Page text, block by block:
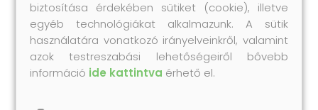
Collonil termékeit!
biztosítása érdekében sütiket (cookie), illetve
egyéb technológiákat alkalmazunk. A sütik
használatára vonatkozó irányelveinkről, valamint
azok testreszabási lehetőségeiről bővebb
információ ide kattintva érhető el.